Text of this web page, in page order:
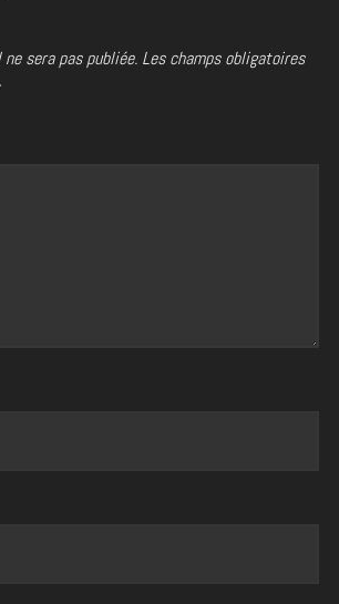
sera pas publiée. Les champs obligatoires